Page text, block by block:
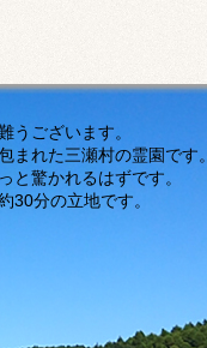
います。
まれた三瀬村の霊園です。
るはずです。
立地です。